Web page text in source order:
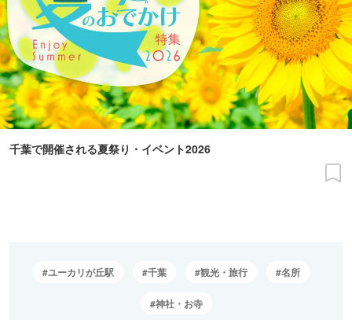
千葉で開催される夏祭り・イベント2026
ユーカリが丘駅 千葉 観光・旅行 名所
神社・お寺